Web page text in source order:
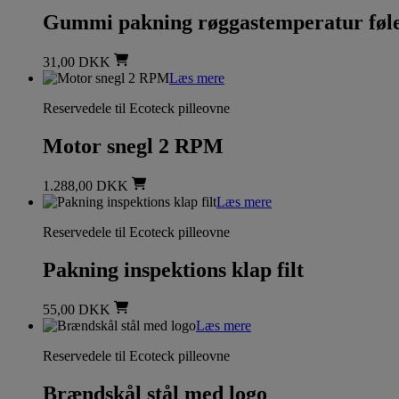
Gummi pakning røggastemperatur
31,00 DKK
Læs mere
Reservedele til Ecoteck pilleovne
Motor snegl 2 RPM
1.288,00 DKK
Læs mere
Reservedele til Ecoteck pilleovne
Pakning inspektions klap filt
55,00 DKK
Læs mere
Reservedele til Ecoteck pilleovne
Brændskål stål med logo